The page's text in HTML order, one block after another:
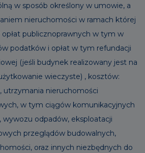
w sposób określony w umowie, a
nieruchomości w ramach której
opłat publicznoprawnych w tym w
podatków i opłat w tym refundacji
(jeśli budynek realizowany jest na
wieczyste) , kosztów:
utrzymania nieruchomości
w tym ciągów komunikacyjnych
odpadów, eksploatacji
przeglądów budowalnych,
oraz innych niezbędnych do